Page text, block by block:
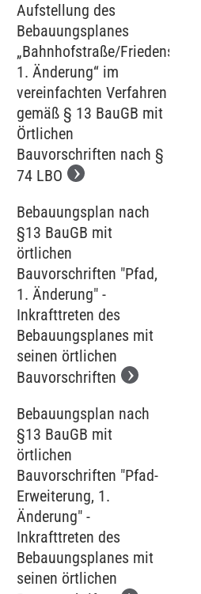
Aufstellung des
Bebauungsplanes
„Bahnhofstraße/Friedenstraße,
1. Änderung“ im
vereinfachten Verfahren
gemäß § 13 BauGB mit
Örtlichen
Bauvorschriften nach §
74 LBO
Bebauungsplan nach
§13 BauGB mit
örtlichen
Bauvorschriften "Pfad,
1. Änderung" -
Inkrafttreten des
Bebauungsplanes mit
seinen örtlichen
Bauvorschriften
Bebauungsplan nach
§13 BauGB mit
örtlichen
Bauvorschriften "Pfad-
Erweiterung, 1.
Änderung" -
Inkrafttreten des
Bebauungsplanes mit
seinen örtlichen